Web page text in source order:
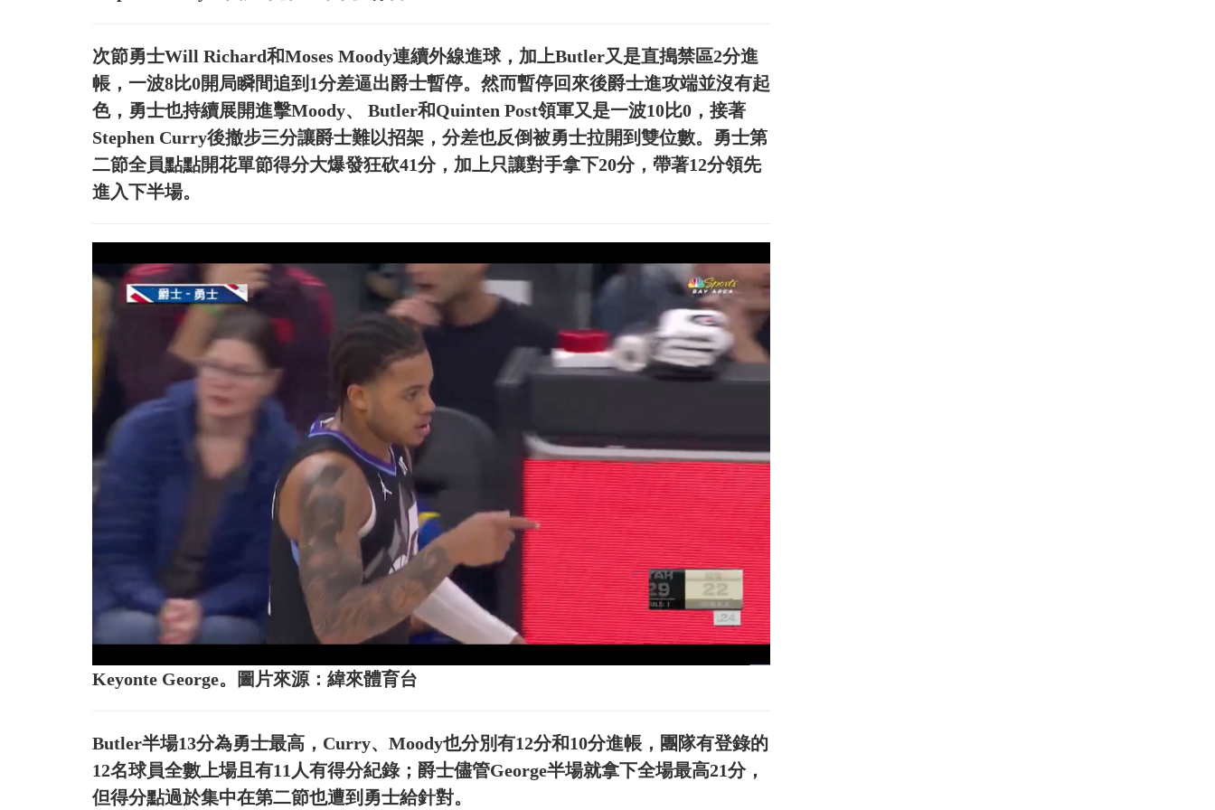
次節勇士Will Richard和Moses Moody連續外線進球，加上Butler又是直搗禁區2分進
帳，一波8比0開局瞬間追到1分差逼出爵士暫停。然而暫停回來後爵士進攻端並沒有起
色，勇士也持續展開進擊Moody、 Butler和Quinten Post領軍又是一波10比0，接著
Stephen Curry後撤步三分讓爵士難以招架，分差也反倒被勇士拉開到雙位數。勇士第
二節全員點點開花單節得分大爆發狂砍41分，加上只讓對手拿下20分，帶著12分領先
進入下半場。
Keyonte George。圖片來源：緯來體育台
Butler半場13分為勇士最高，Curry、Moody也分別有12分和10分進帳，團隊有登錄的
12名球員全數上場且有11人有得分紀錄；爵士儘管George半場就拿下全場最高21分，
但得分點過於集中在第二節也遭到勇士給針對。